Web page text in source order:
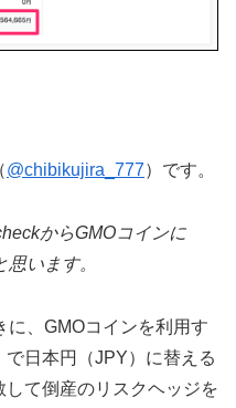
@chibikujira_777）です。
からGMOコインに
います。
、GMOコインを利用す
日本円（JPY）に替える
て倒産のリスクヘッジを